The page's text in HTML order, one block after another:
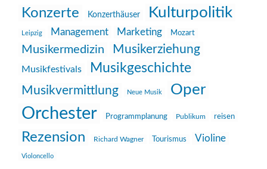
Konzerte Konzerthäuser Kulturpolitik
Leipzig Management Marketing Mozart
Musikermedizin Musikerziehung
Musikfestivals Musikgeschichte
Musikvermittlung Neue Musik Oper
Orchester Programmplanung Publikum reisen
Rezension Richard Wagner Tourismus Violine
Violoncello